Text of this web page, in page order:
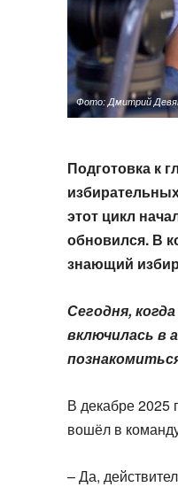
Фото: Дмитрий
Подготовка к
этот цикл
обновился. В
знающий
Сегодня,
включилась в
В декабре 2025
вошёл в
– Да,